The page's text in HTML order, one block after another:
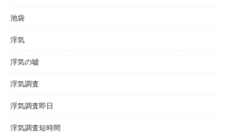
池袋
浮気
浮気の嘘
浮気調査
浮気調査即日
浮気調査短時間